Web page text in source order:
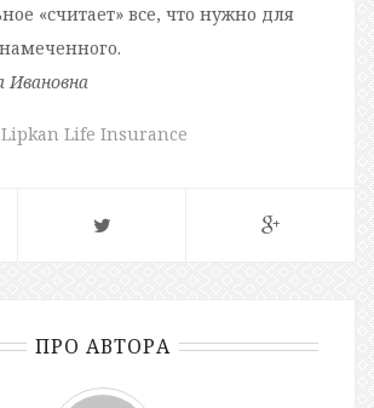
«считает» все, что нужно для
Ивановна
Lipkan Life Insurance
ПРО АВТОРА